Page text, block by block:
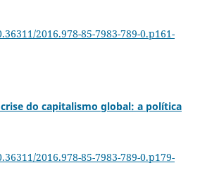
2016.978-85-7983-789-0.p161-
do capitalismo global: a política
2016.978-85-7983-789-0.p179-